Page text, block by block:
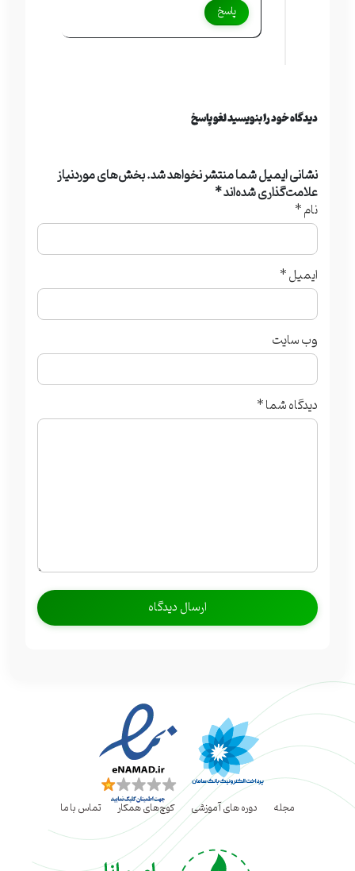
پاسخ
دیدگاه خود را بنویسید لغو پاسخ
نشانی ایمیل شما منتشر نخواهد شد.بخش‌های موردنیاز
علامت‌گذاری شده‌اند*
نام*
ایمیل*
وب‌ سایت
دیدگاه شما*
مجله دوره های آموزشی کوچ‌های همکار تماس با ما